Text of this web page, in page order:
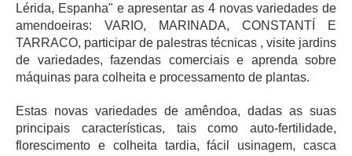
Lérida, Espanha" e apresentar as 4 novas variedades de
amendoeiras: VARIO, MARINADA, CONSTANTÍ E
TARRACO, participar de palestras técnicas , visite jardins
de variedades, fazendas comerciais e aprenda sobre
máquinas para colheita e processamento de plantas.
Estas novas variedades de amêndoa, dadas as suas
principais características, tais como auto-fertilidade,
florescimento e colheita tardia, fácil usinagem, casca